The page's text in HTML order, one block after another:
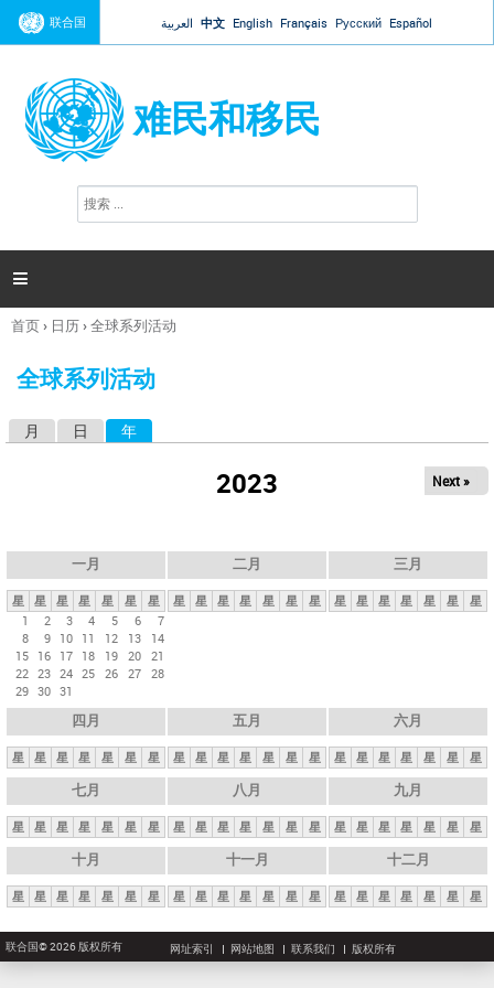
Jump to navigation
联合国 العربية 中文 English Français Русский Español
难民和移民
搜
索

你
这
首页› 日历›全球系列活动
全球系列活动
月 日 年
2023 Next »
一月
星 星 星 星 星 星
星
1
2 3 4 5 6
7
8
9 10 11 12 13
14
15 16 17 18 19 20 21
22 23 24 25 26 27 28
29 30 31
二月
星 星 星 星 星 星 星
三月
星 星 星 星 星 星 星
四月
星 星 星 星 星 星 星
五月
星 星 星 星 星 星 星
六月
星 星 星 星 星 星 星
七月
星 星 星 星 星 星 星
八月
星 星 星 星 星 星 星
九月
星 星 星 星 星 星 星
十月
星 星 星 星 星 星 星
十一月
星 星 星 星 星 星 星
十二月
星 星 星 星 星 星 星
联合国© 2026 版权所有 网址索引 网站地图 联系我们 版权所有